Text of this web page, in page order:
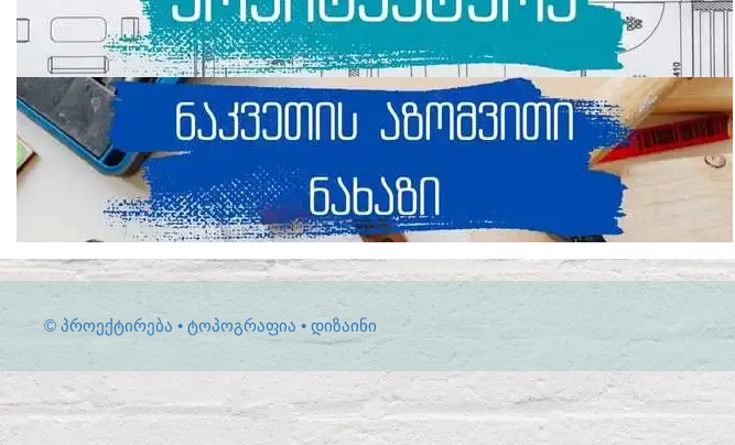
© ᲞᲠᲝᲔᲥᲢᲘᲠᲔᲑᲐ • ᲢᲝᲞᲝᲒᲠᲐᲤᲘᲐ • ᲓᲘᲖᲐᲘᲜᲘ